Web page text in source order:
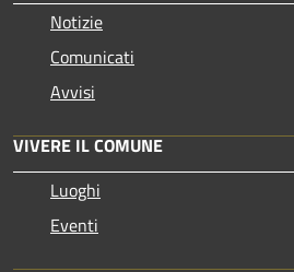
Notizie
Comunicati
Avvisi
VIVERE IL COMUNE
Luoghi
Eventi